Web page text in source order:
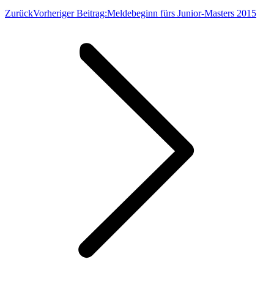
ZurückVorheriger Beitrag:Meldebeginn fürs Junior-Masters 2015